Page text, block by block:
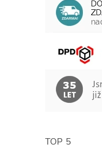
TOP 5